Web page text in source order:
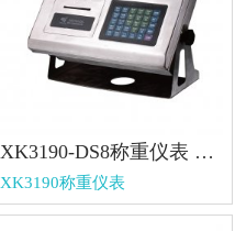
XK3190-DS8称重仪表 XK3190-DS8称重仪表
XK3190称重仪表